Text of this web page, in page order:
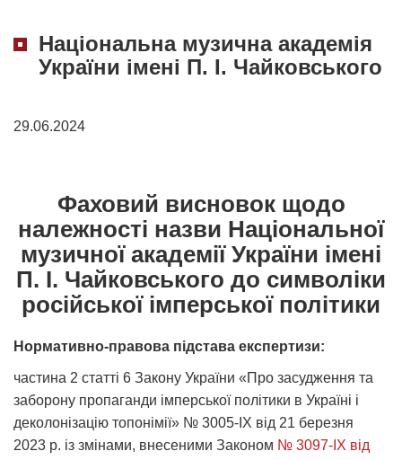
Національна музична академія
України імені П. І. Чайковського
29.06.2024
Фаховий висновок щодо
належності назви Національної
музичної академії України імені
П. І. Чайковського до символіки
російської імперської політики
Нормативно-правова підстава експертизи:
частина 2 статті 6 Закону України «Про засудження та
заборону пропаганди імперської політики в Україні і
деколонізацію топонімії» № 3005-ІХ від 21 березня
2023 р. із змінами, внесеними Законом № 3097-IX від